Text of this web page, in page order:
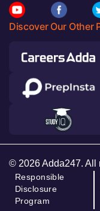
Discover Our Other
© 2026 Adda247. All
Responsible
Disclosure
Program